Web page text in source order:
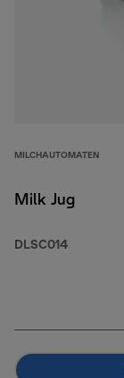
MILCHAUTOMATEN
Milk Jug
DLSC014